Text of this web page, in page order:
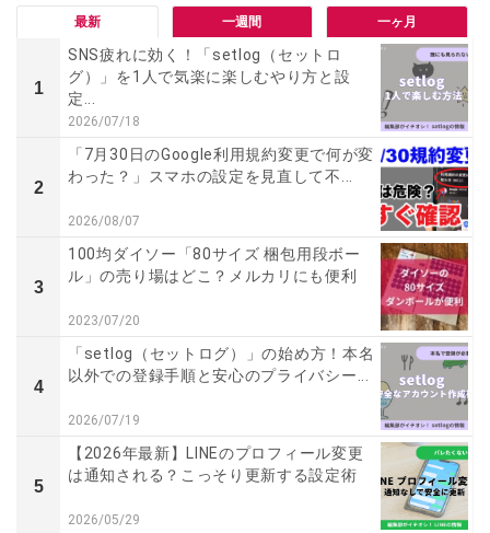
最新 一週間 一ヶ月
1
SNS疲れに効く！「setlog（セットロ
グ）」を1人で気楽に楽しむやり方と設
定...
2026/07/18
2
「7月30日のGoogle利用規約変更で何が変
わった？」スマホの設定を見直して不...
2026/08/07
3
100均ダイソー「80サイズ 梱包用段ボー
ル」の売り場はどこ？メルカリにも便利
2023/07/20
4
「setlog（セットログ）」の始め方！本名
以外での登録手順と安心のプライバシー...
2026/07/19
5
【2026年最新】LINEのプロフィール変更
は通知される？こっそり更新する設定術
2026/05/29